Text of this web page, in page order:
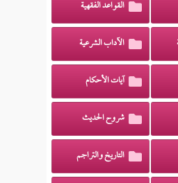
القواعد الفقهية
الآداب الشرعية
آيات الأحكام
شروح الحديث
التاريخ والتراجم